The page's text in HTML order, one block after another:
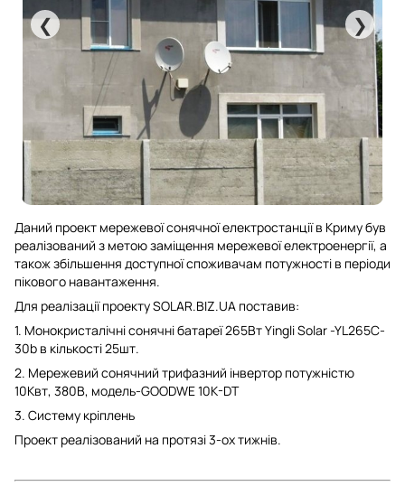
❮ ❯
Даний проект мережевої сонячної електростанції в Криму був
реалізований з метою заміщення мережевої електроенергії, а
також збільшення доступної споживачам потужності в періоди
пікового навантаження.
Для реалізації проекту SOLAR.BIZ.UA поставив:
1. Монокристалічні сонячні батареї 265Вт Yingli Solar -YL265C-
30b в кількості 25шт.
2. Мережевий сонячний трифазний інвертор потужністю
10Квт, 380В, модель-GOODWE 10K-DT
3. Систему кріплень
Проект реалізований на протязі 3-ох тижнів.